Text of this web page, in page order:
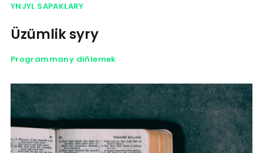
YNJYL SAPAKLARY
Üzümlik syry
Programmany diňlemek